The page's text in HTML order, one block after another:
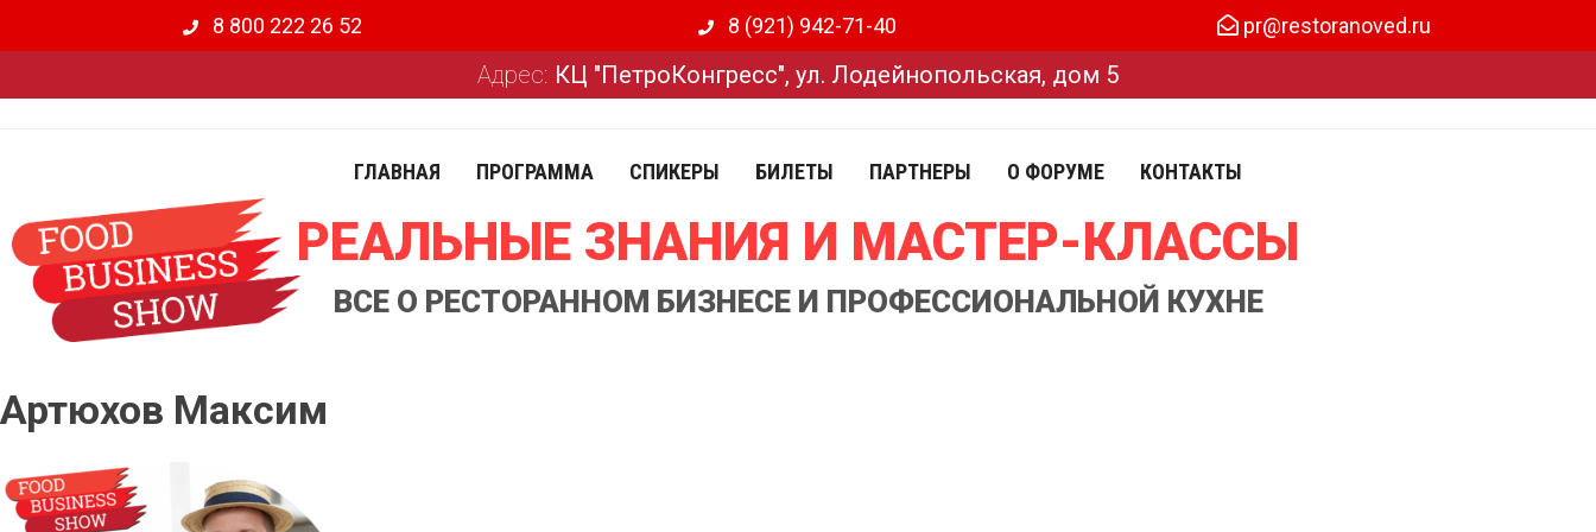
8 800 222 26 52 8 (921) 942-71-40 pr@restoranoved.ru
Адрес: КЦ "ПетроКонгресс", ул. Лодейнопольская, дом 5
ГЛАВНАЯ ПРОГРАММА СПИКЕРЫ БИЛЕТЫ ПАРТНЕРЫ О ФОРУМЕ КОНТАКТЫ
РЕАЛЬНЫЕ ЗНАНИЯ И МАСТЕР-КЛАССЫ
ВСЕ О РЕСТОРАННОМ БИЗНЕСЕ И ПРОФЕССИОНАЛЬНОЙ КУХНЕ
Артюхов Максим